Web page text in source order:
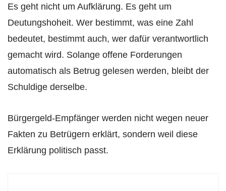
Es geht nicht um Aufklärung. Es geht um
Deutungshoheit. Wer bestimmt, was eine Zahl
bedeutet, bestimmt auch, wer dafür verantwortlich
gemacht wird. Solange offene Forderungen
automatisch als Betrug gelesen werden, bleibt der
Schuldige derselbe.
Bürgergeld-Empfänger werden nicht wegen neuer
Fakten zu Betrügern erklärt, sondern weil diese
Erklärung politisch passt.